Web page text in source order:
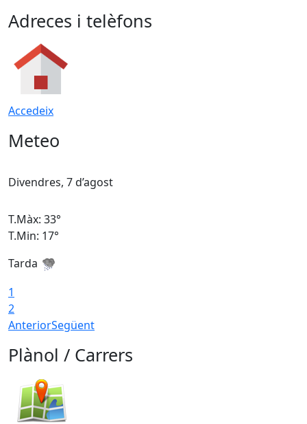
Adreces i telèfons
Accedeix
Meteo
Divendres, 7 d’agost
T.Màx: 33°
T.Min: 17°
Tarda
1
2
AnteriorSegüent
Plànol / Carrers